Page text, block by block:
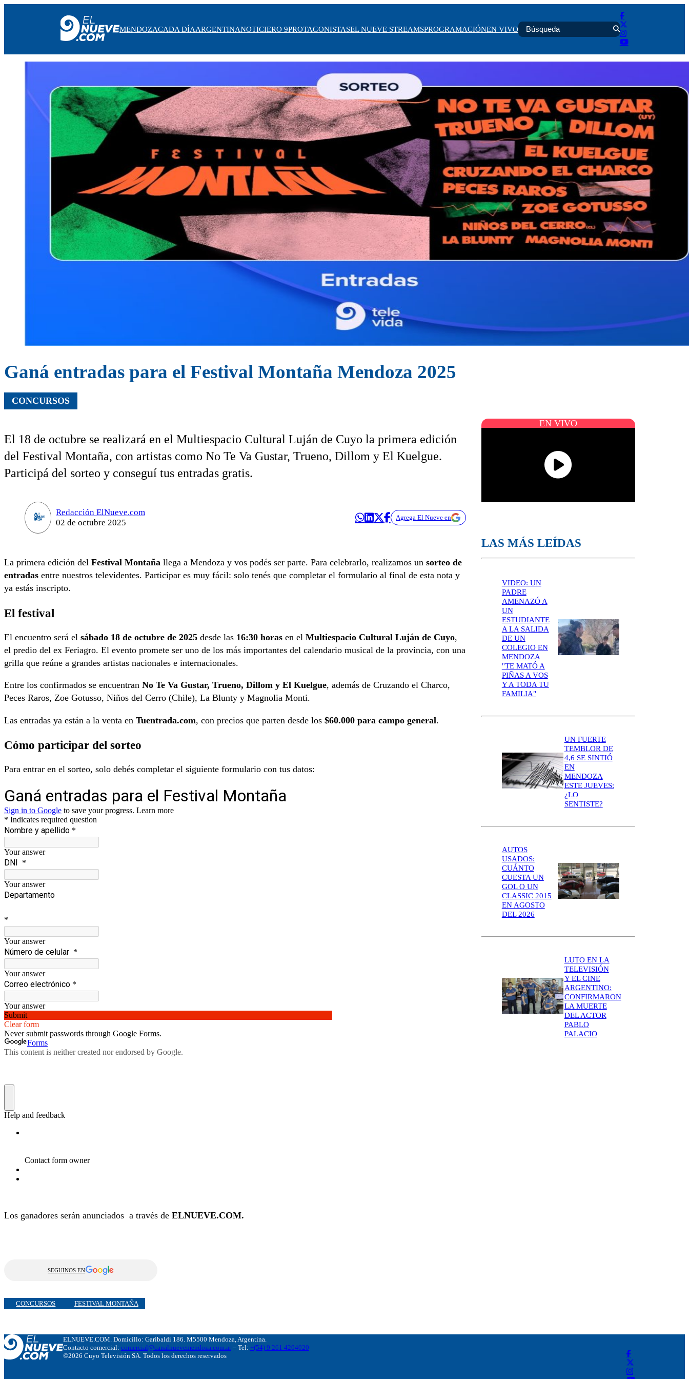
ARGENTINA
NOTICIERO 9
EL NUEVE STREAMS
PROGRAMACIÓN
MENDOZACADA DÍAARGENTINANOTICIERO 9PROTAGONISTASEL NUEVE STREAMSPROGRAMACIÓNEN VIVO
Ganá entradas para el Festival Montaña Mendoza 2025
CONCURSOS
El 18 de octubre se realizará en el Multiespacio Cultural Luján de Cuyo la primera edición
del Festival Montaña, con artistas como No Te Va Gustar, Trueno, Dillom y El Kuelgue.
Participá del sorteo y conseguí tus entradas gratis.
Redacción ElNueve.com
02 de octubre 2025
Agrega El Nueve en
La primera edición del Festival Montaña llega a Mendoza y vos podés ser parte. Para celebrarlo, realizamos un sorteo de
entradas entre nuestros televidentes. Participar es muy fácil: solo tenés que completar el formulario al final de esta nota y
ya estás inscripto.
El festival
El encuentro será el sábado 18 de octubre de 2025 desde las 16:30 horas en el Multiespacio Cultural Luján de Cuyo,
el predio del ex Feriagro. El evento promete ser uno de los más importantes del calendario musical de la provincia, con una
grilla que reúne a grandes artistas nacionales e internacionales.
Entre los confirmados se encuentran No Te Va Gustar, Trueno, Dillom y El Kuelgue, además de Cruzando el Charco,
Peces Raros, Zoe Gotusso, Niños del Cerro (Chile), La Blunty y Magnolia Monti.
Las entradas ya están a la venta en Tuentrada.com, con precios que parten desde los $60.000 para campo general.
Cómo participar del sorteo
Para entrar en el sorteo, solo debés completar el siguiente formulario con tus datos:
Los ganadores serán anunciados a través de ELNUEVE.COM.
SEGUINOS EN
CONCURSOS FESTIVAL MONTAÑA
EN VIVO
LAS MÁS LEÍDAS
VIDEO: UN
PADRE
AMENAZÓ A
UN
ESTUDIANTE
A LA SALIDA
DE UN
COLEGIO EN
MENDOZA
"TE MATÓ A
PIÑAS A VOS
Y A TODA TU
FAMILIA"
UN FUERTE
TEMBLOR DE
4,6 SE SINTIÓ
EN
MENDOZA
ESTE JUEVES:
¿LO
SENTISTE?
AUTOS
USADOS:
CUÁNTO
CUESTA UN
GOL O UN
CLASSIC 2015
EN AGOSTO
DEL 2026
LUTO EN LA
TELEVISIÓN
Y EL CINE
ARGENTINO:
CONFIRMARON
LA MUERTE
DEL ACTOR
PABLO
PALACIO
ELNUEVE.COM. Domicillo: Garibaldi 186. M5500 Mendoza, Argentina.
Contacto comercial: comercial@canalnuevemendoza.com.ar– Tel: +(54) 9 261 4204020
©2026 Cuyo Televisión SA. Todos los derechos reservados